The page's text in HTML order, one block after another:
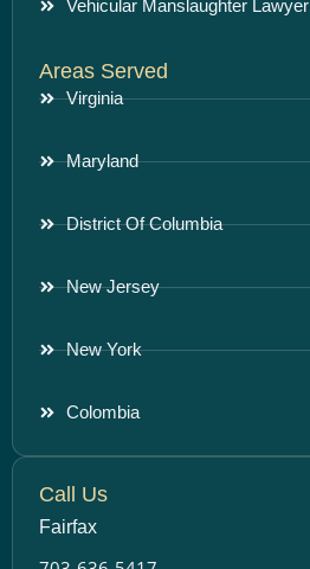
Vehicular Manslaughter Lawyer
Areas Served
Virginia
Maryland
District Of Columbia
New Jersey
New York
Colombia
Call Us
Fairfax